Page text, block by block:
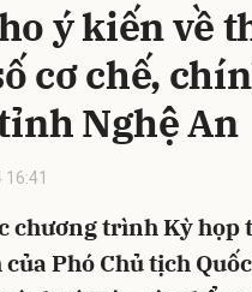
ý kiến về
cơ chế,
Nghệ An
chương trình Kỳ họp
Phó Chủ tịch